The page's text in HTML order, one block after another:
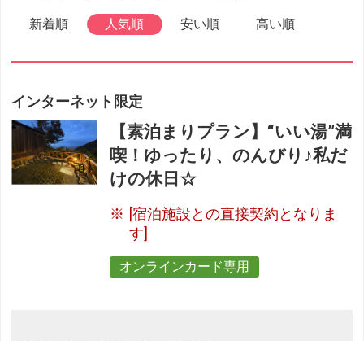
新着順 人気順 安い順 高い順
インターネット限定
【素泊まりプラン】“いい湯”満
喫！ゆったり、のんびり♪私だ
けの休日☆
[宿泊施設との直接契約となりま
す]
オンラインカード専用